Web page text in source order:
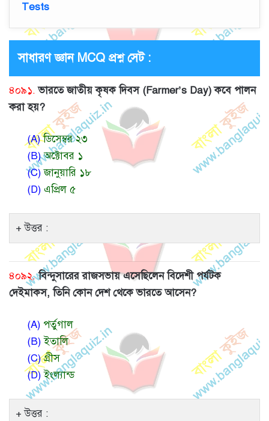
Tests
সাধারণ জ্ঞান MCQ প্রশ্ন সেট :
৪০৯১. ভারতে জাতীয় কৃষক দিবস (Farmer’s Day) কবে পালন
করা হয়?
(A)ডিসেম্বর ২৩
(B)অক্টোবর ১
(C)জানুয়ারি ১৮
(D) এপ্রিল ৫
উত্তর :
৪০৯২. বিন্দুসারের রাজসভায় এসেছিলেন বিদেশী পর্যটক
দেইমাকস, তিনি কোন দেশ থেকে ভারতে আসেন?
(A) পর্তুগাল
(B)ইতালি
(C)গ্রীস
(D)ইংল্যান্ড
উত্তর :